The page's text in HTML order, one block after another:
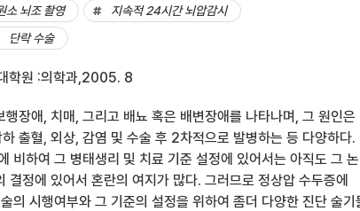
소 뇌조 촬영
지속적 24시간 뇌압감시
단락 수술
학원 :의학과,2005. 8
장애, 치매, 그리고 배뇨 혹은 배변장애를 나타나며, 그 원인은
출혈, 외상, 감염 및 수술 후 2차적으로 발병하는 등 다양하다.
비하여 그 병태생리 및 치료 기준 설정에 있어서는 아직도 그 논
결정에 있어서 혼란의 여지가 많다. 그러므로 정상압 수두증에
의 시행여부와 그 기준의 설정을 위하여 좀더 다양한 진단 술기